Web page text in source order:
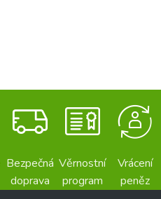
Bezpečná
doprava
Věrnostní
program
Vrácení
peněz